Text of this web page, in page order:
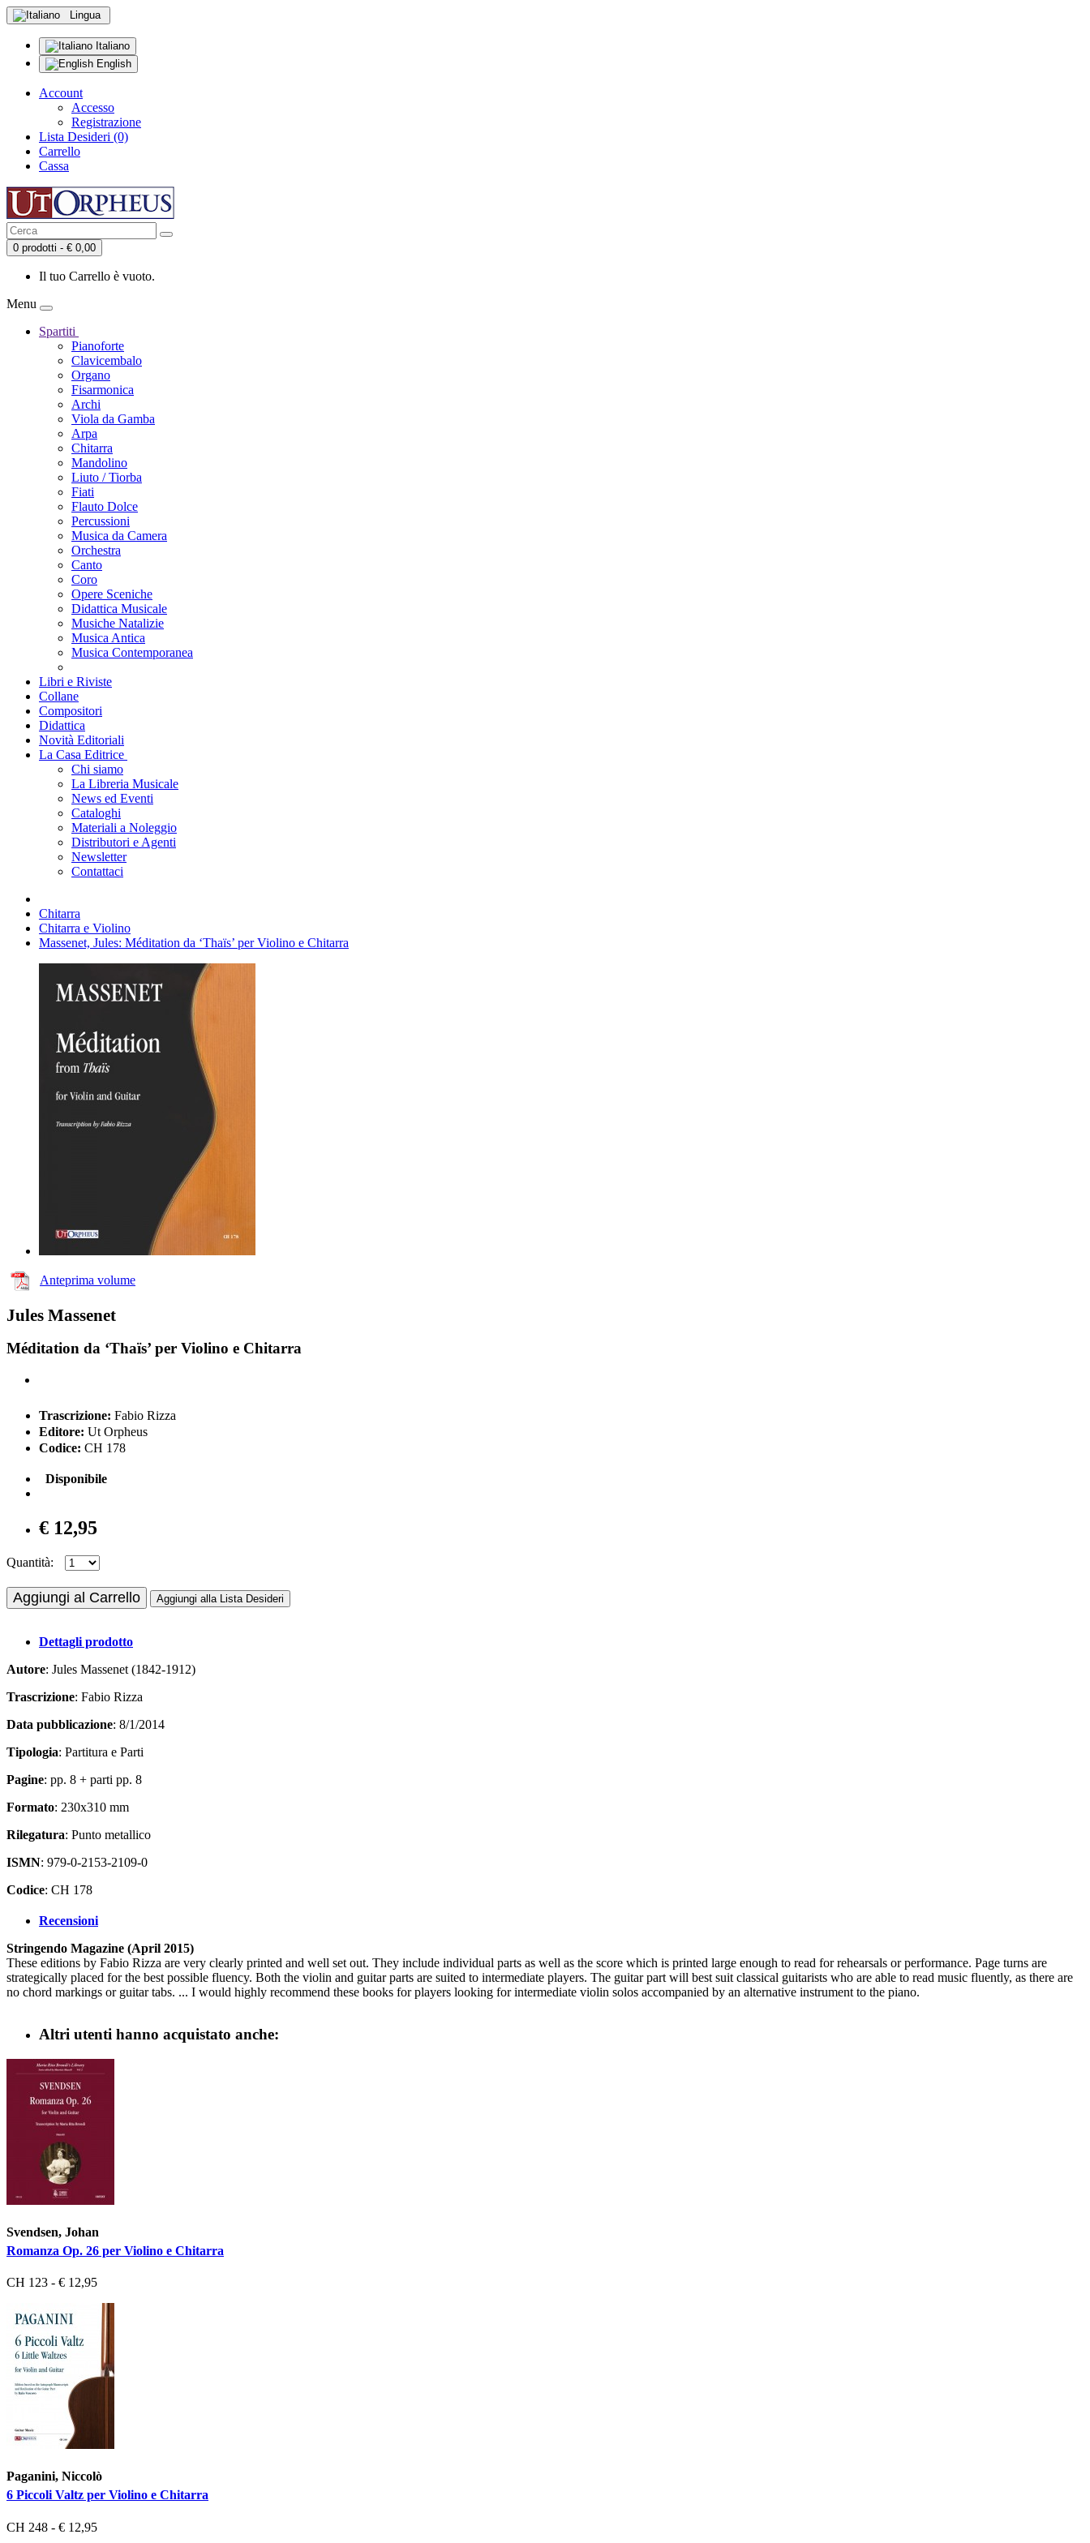
Lingua
Italiano
English
Account
Accesso
Registrazione
Lista Desideri (0)
Carrello
Cassa
0 prodotti - € 0,00
Il tuo Carrello è vuoto.
Menu
Spartiti
Pianoforte
Clavicembalo
Organo
Fisarmonica
Archi
Viola da Gamba
Arpa
Chitarra
Mandolino
Liuto / Tiorba
Fiati
Flauto Dolce
Percussioni
Musica da Camera
Orchestra
Canto
Coro
Opere Sceniche
Didattica Musicale
Musiche Natalizie
Musica Antica
Musica Contemporanea
Libri e Riviste
Collane
Compositori
Didattica
Novità Editoriali
La Casa Editrice
Chi siamo
La Libreria Musicale
News ed Eventi
Cataloghi
Materiali a Noleggio
Distributori e Agenti
Newsletter
Contattaci
Chitarra
Chitarra e Violino
Massenet, Jules: Méditation da ‘Thaïs’ per Violino e Chitarra
Anteprima volume
Jules Massenet
Méditation da ‘Thaïs’ per Violino e Chitarra
Trascrizione: Fabio Rizza
Editore: Ut Orpheus
Codice: CH 178
Disponibile
€ 12,95
Quantità:
Aggiungi al Carrello Aggiungi alla Lista Desideri
Dettagli prodotto
Autore: Jules Massenet (1842-1912)
Trascrizione: Fabio Rizza
Data pubblicazione: 8/1/2014
Tipologia: Partitura e Parti
Pagine: pp. 8 + parti pp. 8
Formato: 230x310 mm
Rilegatura: Punto metallico
ISMN: 979-0-2153-2109-0
Codice: CH 178
Recensioni
Stringendo Magazine (April 2015)
These editions by Fabio Rizza are very clearly printed and well set out. They include individual parts as well as the score which is printed large enough to read for rehearsals or performance. Page turns are
strategically placed for the best possible fluency. Both the violin and guitar parts are suited to intermediate players. The guitar part will best suit classical guitarists who are able to read music fluently, as there are
no chord markings or guitar tabs. ... I would highly recommend these books for players looking for intermediate violin solos accompanied by an alternative instrument to the piano.
Altri utenti hanno acquistato anche:
Svendsen, Johan
Romanza Op. 26 per Violino e Chitarra
CH 123 - € 12,95
Paganini, Niccolò
6 Piccoli Valtz per Violino e Chitarra
CH 248 - € 12,95